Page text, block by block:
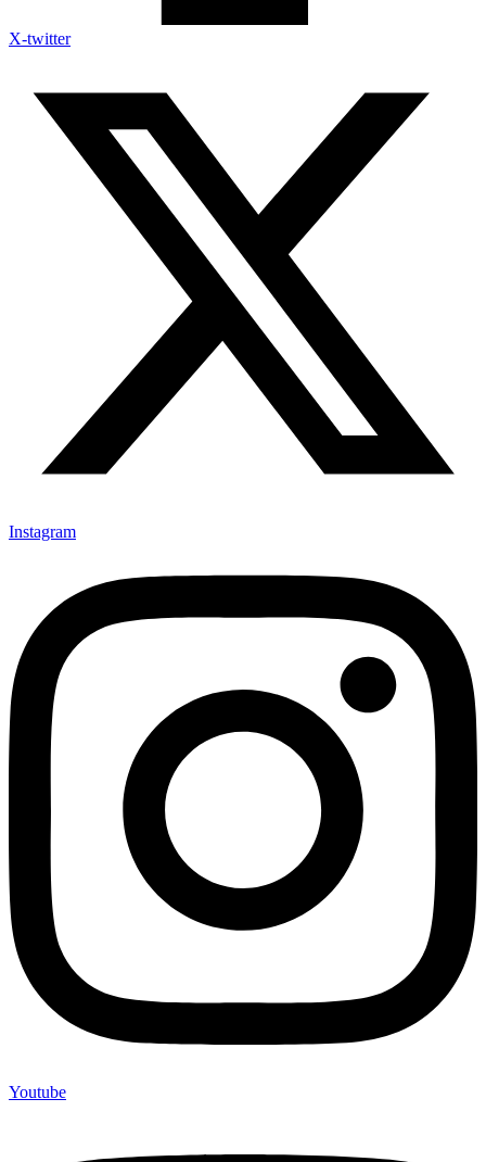
X-twitter
Instagram
Youtube